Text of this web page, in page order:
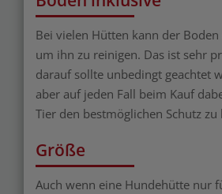
Bei vielen Hütten kann der
um ihn zu reinigen. Das ist sehr
darauf sollte unbedingt geachtet
aber auf jeden Fall beim Kauf
Tier den bestmöglichen Schutz zu
Größe
Auch wenn eine Hundehütte nur